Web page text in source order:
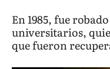
En 1985, fue
universitarios,
que fueron